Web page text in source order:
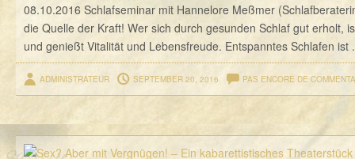
08.10.2016 Schlafseminar mit Hannelore Meßmer
die Quelle der Kraft! Wer sich durch gesunden Schlaf gut erholt,
und genießt Vitalität und Lebensfreude. Entspanntes Schlafen ist
ADMINISTRATEUR SEPTEMBER 20, 2016 PAS ENCORE DE